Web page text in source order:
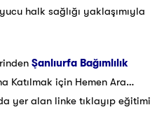
halk sağlığı yaklaşımıyla
Şanlıurfa Bağımlılık
Katılmak için Hemen Ara…
yer alan linke tıklayıp eğitimi